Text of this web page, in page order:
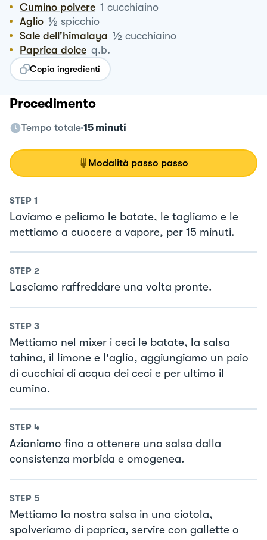
Cumino polvere 1 cucchiaino
Aglio ½ spicchio
Sale dell'himalaya ½ cucchiaino
Paprica dolce q.b.
Copia ingredienti
Procedimento
Tempo totale 15 minuti
Modalità passo passo
STEP 1
Laviamo e peliamo le batate, le tagliamo e le
mettiamo a cuocere a vapore, per 15 minuti.
STEP 2
Lasciamo raffreddare una volta pronte.
STEP 3
Mettiamo nel mixer i ceci le batate, la salsa
tahina, il limone e l'aglio, aggiungiamo un paio
di cucchiai di acqua dei ceci e per ultimo il
cumino.
STEP 4
Azioniamo fino a ottenere una salsa dalla
consistenza morbida e omogenea.
STEP 5
Mettiamo la nostra salsa in una ciotola,
spolveriamo di paprica, servire con gallette o